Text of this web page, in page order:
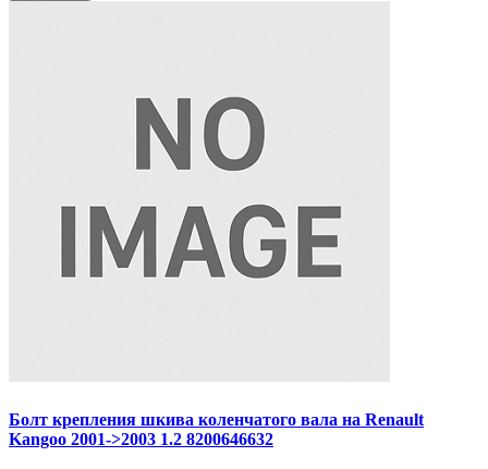
Болт крепления шкива коленчатого вала на Renault
Kangoo 2001->2003 1.2 8200646632